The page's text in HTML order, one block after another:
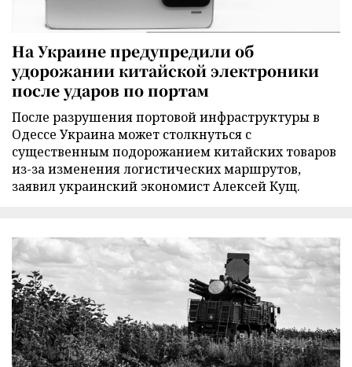
На Украине предупредили об
удорожании китайской электроники
после ударов по портам
После разрушения портовой инфраструктуры в
Одессе Украина может столкнуться с
существенным подорожанием китайских товаров
из-за изменения логистических маршрутов,
заявил украинский экономист Алексей Кущ.